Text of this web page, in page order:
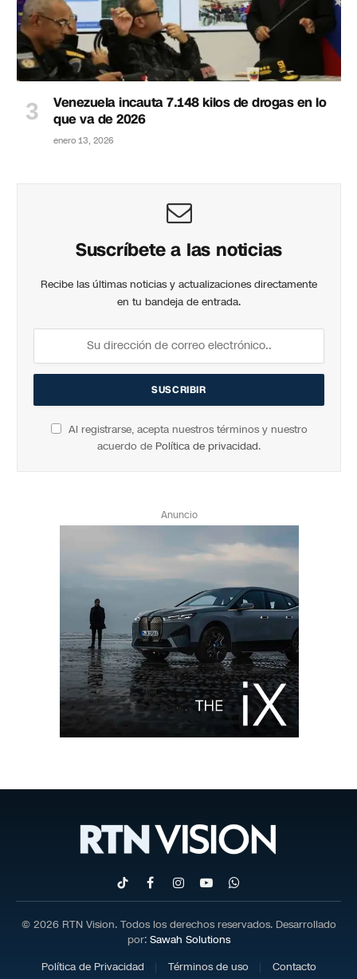
Venezuela incauta 7.148 kilos de drogas en lo
que va de 2026
enero 13, 2026
Suscríbete a las noticias
Recibe las últimas noticias y actualizaciones directamente
en tu bandeja de entrada.
Al registrarse, acepta nuestros términos y nuestro
acuerdo de Política de privacidad.
Anuncio
TikTokFacebookInstagram
YouTubeWhatsApp
© 2026 RTN Vision. Todos los derechos reservados. Desarrollado
por: Sawah Solutions
Política de Privacidad
Términos de uso Contacto